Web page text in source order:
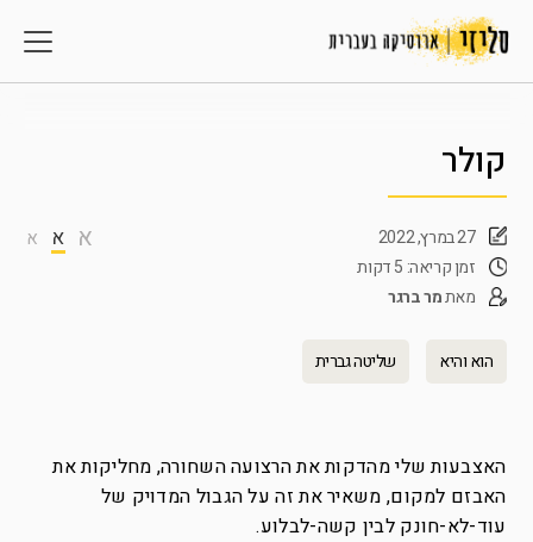
קולר
א א א
27 במרץ, 2022
זמן קריאה: 5 דקות
מאתמר ברגר
הוא והיא שליטה גברית
האצבעות שלי מהדקות את הרצועה השחורה, מחליקות את
האבזם למקום, משאיר את זה על הגבול המדויק של
עוד-לא-חונק לבין קשה-לבלוע.